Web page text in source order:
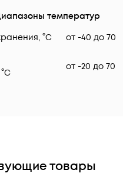
температур
°C
от -40 до 70
от -20 до 70
товары